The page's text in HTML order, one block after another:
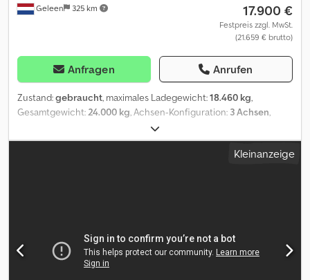
Geleen 325 km 17.900 €
Festpreis zzgl. MwSt.
(21.659 € brutto)
Anfragen Anrufen
Zustand:gebraucht, maximales Ladegewicht:18.460 kg,
Gesamtgewicht:24.000 kg, Achsen-Konfiguration: 3 Achsen,
, Laderaumlänge:
2.550 mm, Gesamthöhe:1.150 mm, Baujahr:2016, Ausstattung:
, CMT PT 3-Achs Containeranhänger 3-Seiten-Kipper
Verschlusshaken Container können über die Vorderseite
geladen werden durch absenkbare Deichsel Irrtümer,
Schreibfehler und Zwischenverkauf vorbehalten Dcjdpoyyrz Tofx
Kleinanzeige